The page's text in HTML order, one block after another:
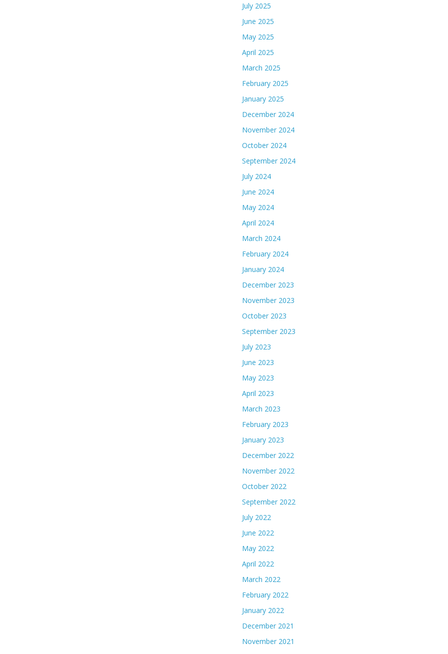
July 2025
June 2025
May 2025
April 2025
March 2025
February 2025
January 2025
December 2024
November 2024
October 2024
September 2024
July 2024
June 2024
May 2024
April 2024
March 2024
February 2024
January 2024
December 2023
November 2023
October 2023
September 2023
July 2023
June 2023
May 2023
April 2023
March 2023
February 2023
January 2023
December 2022
November 2022
October 2022
September 2022
July 2022
June 2022
May 2022
April 2022
March 2022
February 2022
January 2022
December 2021
November 2021